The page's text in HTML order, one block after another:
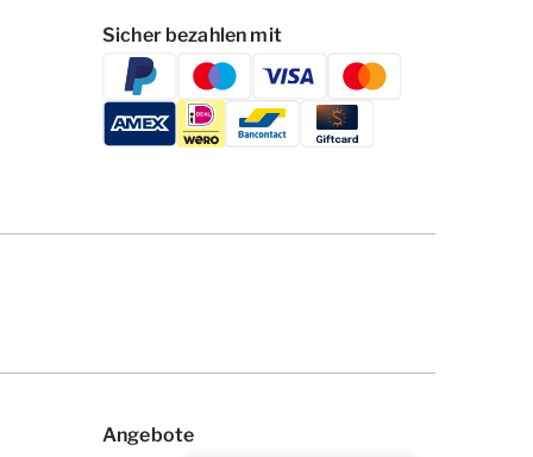
Sicher bezahlen mit
Angebote